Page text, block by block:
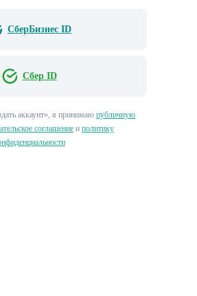
СберБизнес ID
Сбер ID
аккаунт»‎, я принимаю публичную
соглашение и политику